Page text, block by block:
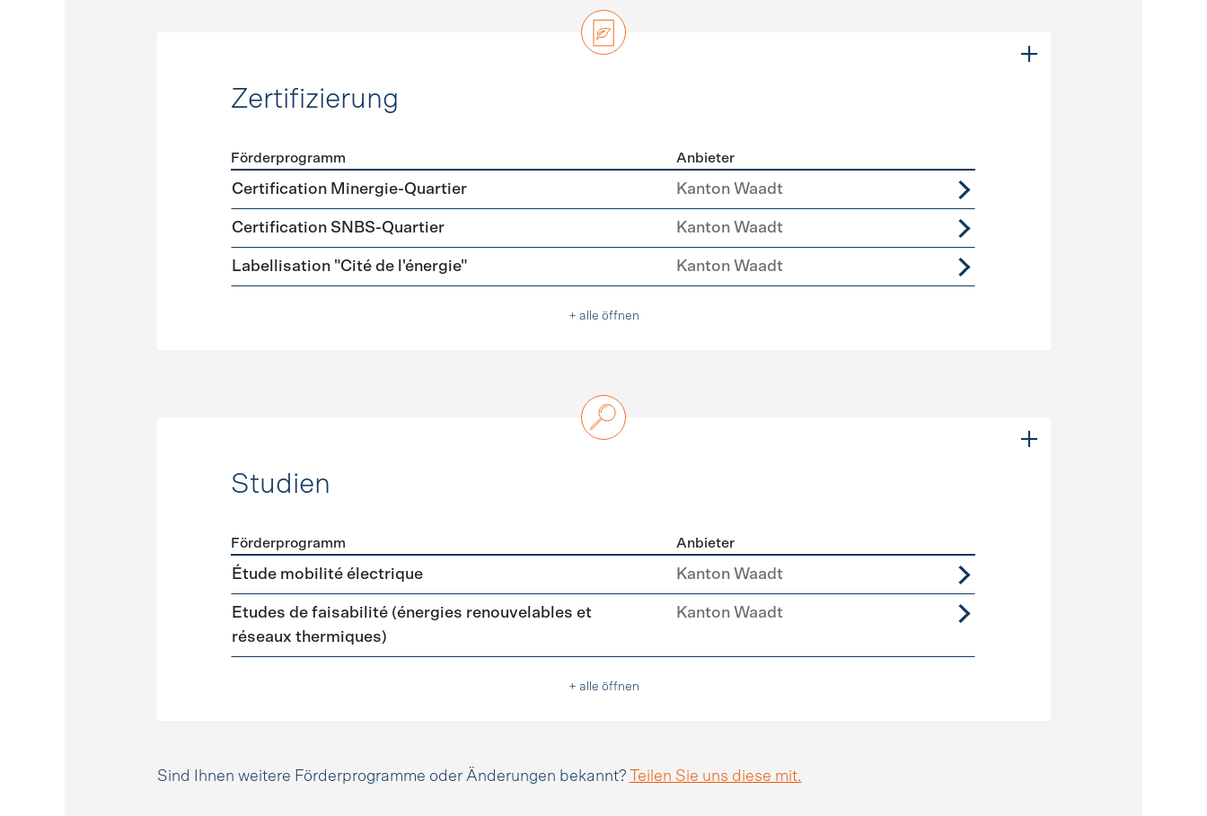
Zertifizierung
Förderprogramme Zertifizierung
Förderprogramm Anbieter
Certification Minergie-Quartier Kanton Waadt
Certification SNBS-Quartier Kanton Waadt
Labellisation "Cité de l'énergie" Kanton Waadt
+ alle öffnen
Studien
Förderprogramme Studien
Förderprogramm Anbieter
Étude mobilité électrique Kanton Waadt
Etudes de faisabilité (énergies renouvelables et
réseaux thermiques)
Kanton Waadt
+ alle öffnen
Sind Ihnen weitere Förderprogramme oder Änderungen bekannt? Teilen Sie uns diese mit.